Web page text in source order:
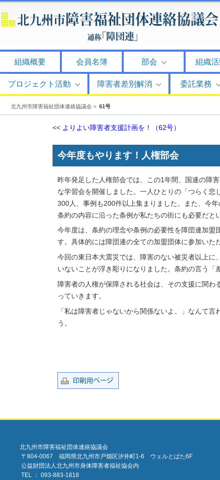
組織概要 会員名簿 部会 組織
プロジェクト活動 障害者差別解消 委託業務
北九州市障害福祉団体連絡協議会 > 61号
<< よりよい障害者支援計画を！ （62号）
今年度もやります！人権部会
昨年発足した人権部会では、この1年間、国連の障
な学習会を開催しました。一人ひとりの「つらく
300人、事例も200件以上集まりました。また、今
条約の内容に沿った条例が私たちの街にも必要だと
今年度は、条約の理念や条例の必要性を障団連加
す。具体的には障団連の全ての加盟団体に参加い
今回の東日本大震災では、障害のない被災者以上
いないことが浮き彫りになりました。条約の言う
障害者の人権が保障される社会は、その支援に関
っていきます。
「私は障害者じゃないから関係ないよ。」なんて
う。
北九州市障害福祉団体連絡協議会
〒804-0067 福岡県北九州市戸畑区汐井町1-6 ウェルとばた6F
公益財団法人北九州市身体障害者福祉協会内
TEL ： 093-883-1818